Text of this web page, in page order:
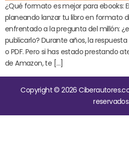
¿Qué formato es mejor para ebooks:
planeando lanzar tu libro en formato
enfrentado a la pregunta del millón:
publicarlo? Durante años, la respuesta
o PDF. Pero si has estado prestando
de Amazon, te […]
Copyright © 2026
reservados.